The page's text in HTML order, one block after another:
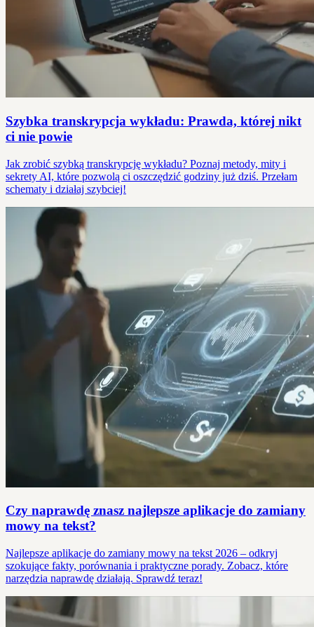
Szybka transkrypcja wykładu: Prawda, której nikt
ci nie powie
Jak zrobić szybką transkrypcję wykładu? Poznaj metody, mity i
sekrety AI, które pozwolą ci oszczędzić godziny już dziś. Przełam
schematy i działaj szybciej!
Czy naprawdę znasz najlepsze aplikacje do zamiany
mowy na tekst?
Najlepsze aplikacje do zamiany mowy na tekst 2026 – odkryj
szokujące fakty, porównania i praktyczne porady. Zobacz, które
narzędzia naprawdę działają. Sprawdź teraz!